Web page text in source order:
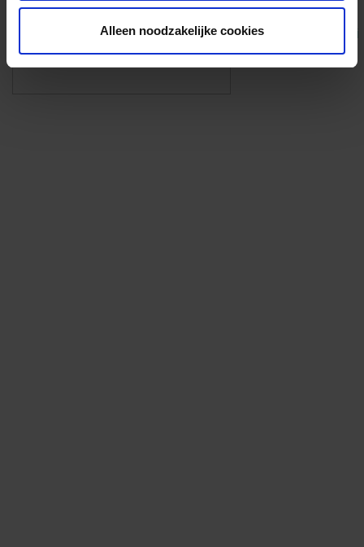
Alleen noodzakelijke cookies Eigen foto’s